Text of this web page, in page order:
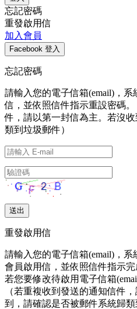
忘記密碼
重發啟用信
加入會員
忘記密碼
請輸入您的電子信箱(email)，
信，並依照信件指示重設密碼
件，請以第一封信為主。若沒
類到垃圾郵件）
重發啟用信
請輸入您的電子信箱(email)，
會員啟用信，並依照信件指示完
若您要修改待啟用電子信箱
（若重複收到發送的通知信件
到，請確認是否被郵件系統歸類